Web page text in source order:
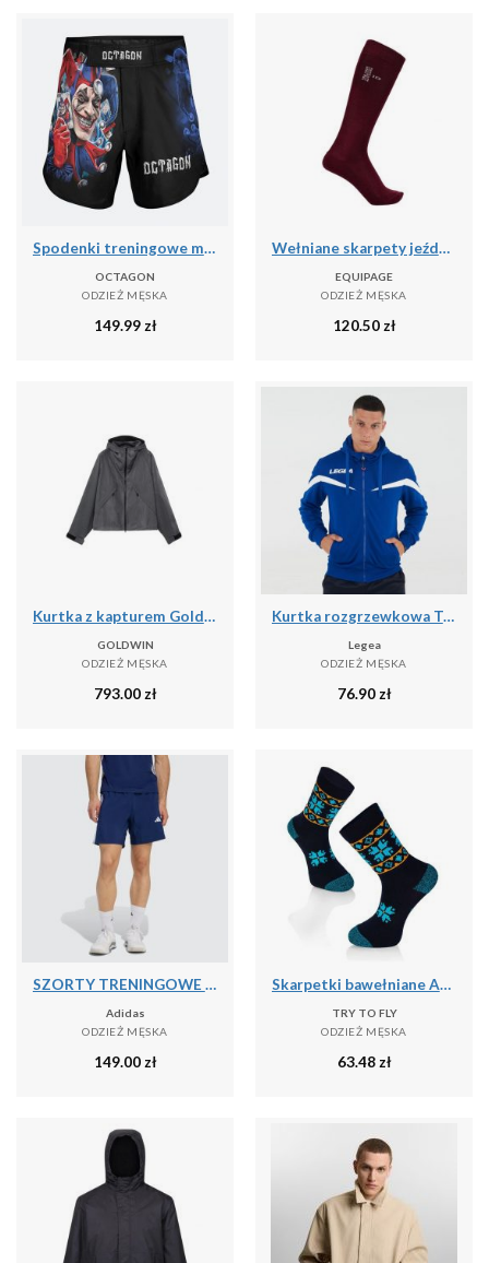
Spodenki treningowe męskie Octagon Joker MMA
OCTAGON
ODZIEŻ MĘSKA
149.99zł
Wełniane skarpety jeździeckie Equipage Geline
EQUIPAGE
ODZIEŻ MĘSKA
120.50zł
Kurtka z kapturem Goldwin Tonalith
GOLDWIN
ODZIEŻ MĘSKA
793.00zł
Kurtka rozgrzewkowa Turcja niebiesko-biała
Legea
ODZIEŻ MĘSKA
76.90zł
SZORTY TRENINGOWE WORKOUT ESSENTIALS BASE 3 STRIPES WOVEN
Adidas
ODZIEŻ MĘSKA
149.00zł
Skarpetki bawełniane Active Lifestyle Skarpetki ETHNO Granatowe
TRY TO FLY
ODZIEŻ MĘSKA
63.48zł